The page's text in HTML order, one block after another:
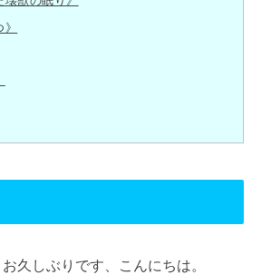
久しぶりです、こんにちは。